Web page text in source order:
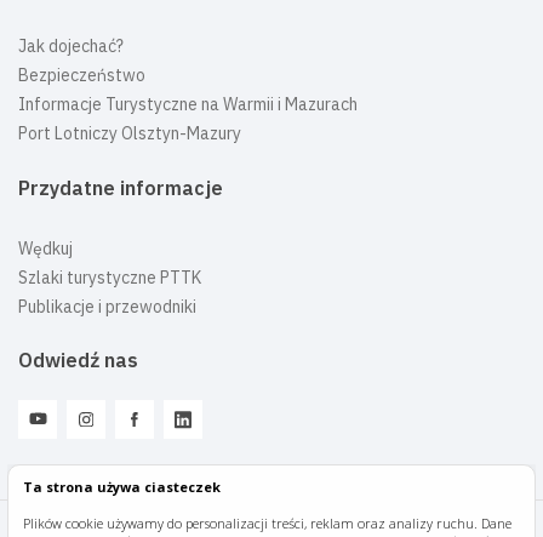
Ta strona używa ciasteczek
Plików cookie używamy do personalizacji treści, reklam oraz analizy ruchu. Dane
Jak dojechać?
Bezpieczeństwo
Informacje Turystyczne na Warmii i Mazurach
Port Lotniczy Olsztyn-Mazury
Przydatne informacje
Wędkuj
Szlaki turystyczne PTTK
Publikacje i przewodniki
Odwiedź nas